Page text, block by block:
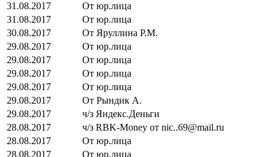
31.08.2017
От юр.лица
31.08.2017
От юр.лица
30.08.2017
От Яруллина Р.М.
29.08.2017
От юр.лица
29.08.2017
От юр.лица
29.08.2017
От юр.лица
29.08.2017
От юр.лица
29.08.2017
От Рындик А.
29.08.2017
ч/з Яндекс.Деньги
28.08.2017
ч/з RBK-Money от nic..69@mail.ru
28.08.2017
От юр.лица
28.08.2017
От юр.лица